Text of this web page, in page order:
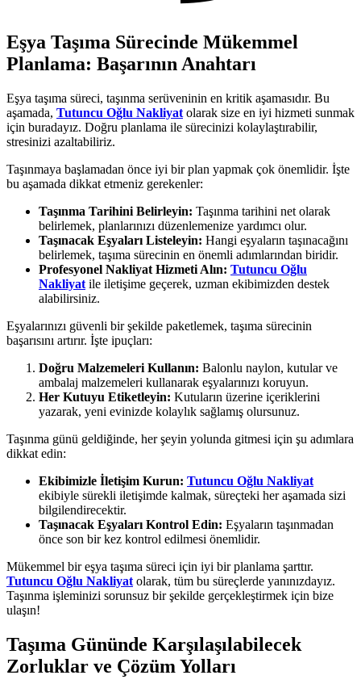
Eşya Taşıma Sürecinde Mükemmel
Planlama: Başarının Anahtarı
Eşya taşıma süreci, taşınma serüveninin en kritik aşamasıdır. Bu
aşamada, Tutuncu Oğlu Nakliyat olarak size en iyi hizmeti sunmak
için buradayız. Doğru planlama ile sürecinizi kolaylaştırabilir,
stresinizi azaltabiliriz.
Taşınmaya başlamadan önce iyi bir plan yapmak çok önemlidir. İşte
bu aşamada dikkat etmeniz gerekenler:
Taşınma Tarihini Belirleyin: Taşınma tarihini net olarak
belirlemek, planlarınızı düzenlemenize yardımcı olur.
Taşınacak Eşyaları Listeleyin: Hangi eşyaların taşınacağını
belirlemek, taşıma sürecinin en önemli adımlarından biridir.
Profesyonel Nakliyat Hizmeti Alın: Tutuncu Oğlu
Nakliyat ile iletişime geçerek, uzman ekibimizden destek
alabilirsiniz.
Eşyalarınızı güvenli bir şekilde paketlemek, taşıma sürecinin
başarısını artırır. İşte ipuçları:
Doğru Malzemeleri Kullanın: Balonlu naylon, kutular ve
ambalaj malzemeleri kullanarak eşyalarınızı koruyun.
Her Kutuyu Etiketleyin: Kutuların üzerine içeriklerini
yazarak, yeni evinizde kolaylık sağlamış olursunuz.
Taşınma günü geldiğinde, her şeyin yolunda gitmesi için şu adımlara
dikkat edin:
Ekibimizle İletişim Kurun: Tutuncu Oğlu Nakliyat
ekibiyle sürekli iletişimde kalmak, süreçteki her aşamada sizi
bilgilendirecektir.
Taşınacak Eşyaları Kontrol Edin: Eşyaların taşınmadan
önce son bir kez kontrol edilmesi önemlidir.
Mükemmel bir eşya taşıma süreci için iyi bir planlama şarttır.
Tutuncu Oğlu Nakliyat olarak, tüm bu süreçlerde yanınızdayız.
Taşınma işleminizi sorunsuz bir şekilde gerçekleştirmek için bize
ulaşın!
Taşıma Gününde Karşılaşılabilecek
Zorluklar ve Çözüm Yolları